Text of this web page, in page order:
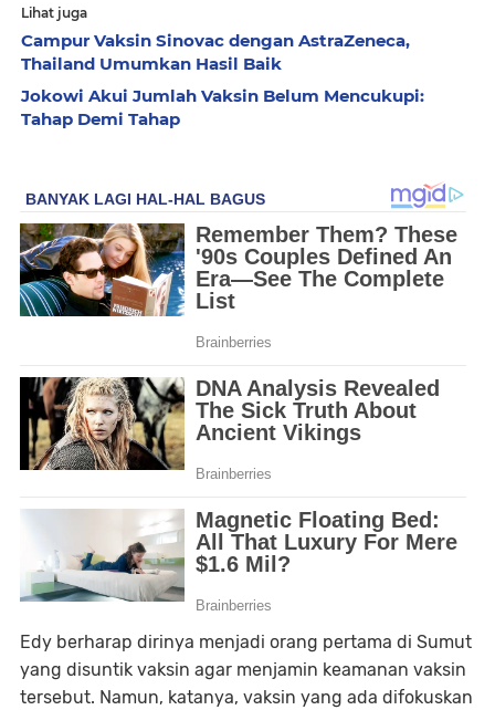
Lihat juga
Campur Vaksin Sinovac dengan AstraZeneca,
Thailand Umumkan Hasil Baik
Jokowi Akui Jumlah Vaksin Belum Mencukupi:
Tahap Demi Tahap
Edy berharap dirinya menjadi orang pertama di Sumut
yang disuntik vaksin agar menjamin keamanan vaksin
tersebut. Namun, katanya, vaksin yang ada difokuskan